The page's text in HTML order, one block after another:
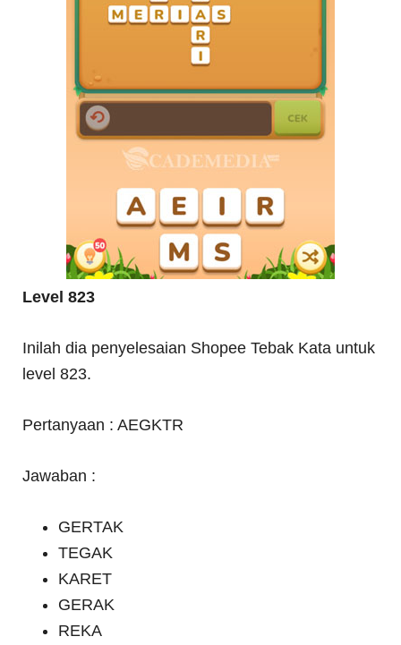
Level 823
Inilah dia penyelesaian Shopee Tebak Kata untuk
level 823.
Pertanyaan : AEGKTR
Jawaban :
GERTAK
TEGAK
KARET
GERAK
REKA